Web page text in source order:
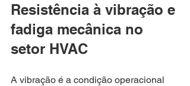
Resistência à vibração e
fadiga mecânica no
setor HVAC
A vibração é a condição operacional